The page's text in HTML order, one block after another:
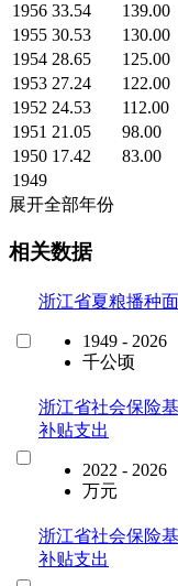
1956 33.54 139.00
1955 30.53 130.00
1954 28.65 125.00
1953 27.24 122.00
1952 24.53 112.00
1951 21.05 98.00
1950 17.42 83.00
1949
展开全部年份
相关数据
浙江省夏粮播种
1949 - 2026
千公顷
浙江省社会保险
补贴支出
2022 - 2026
万元
浙江省社会保险
补贴支出